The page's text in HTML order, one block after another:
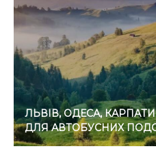
ЛЬВІВ, ОДЕСА,
ДЛЯ АВТОБУСНИХ